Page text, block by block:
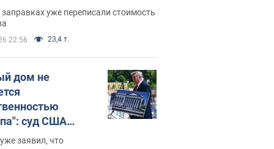
уже переписали стоимость
22:56 23,4 т.
дом не
суд США
заявил, что